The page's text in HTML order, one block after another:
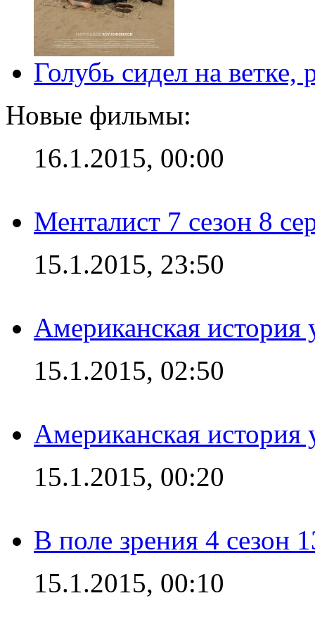
Голубь сидел на
Новые фильмы:
16.1.2015, 00:00
Менталист 7 сезон 8
15.1.2015, 23:50
Американская история
15.1.2015, 02:50
Американская история
15.1.2015, 00:20
В поле зрения 4 сезон
15.1.2015, 00:10